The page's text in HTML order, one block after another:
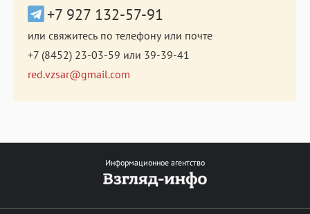
+7 927 132-57-91
или свяжитесь по телефону или почте
+7 (8452) 23-03-59 или 39-39-41
red.vzsar@gmail.com
Информационное агентство